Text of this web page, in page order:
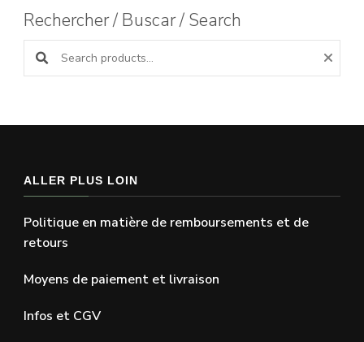
Rechercher / Buscar / Search
Search products:
ALLER PLUS LOIN
Politique en matière de remboursements et de
retours
Moyens de paiement et livraison
Infos et CGV